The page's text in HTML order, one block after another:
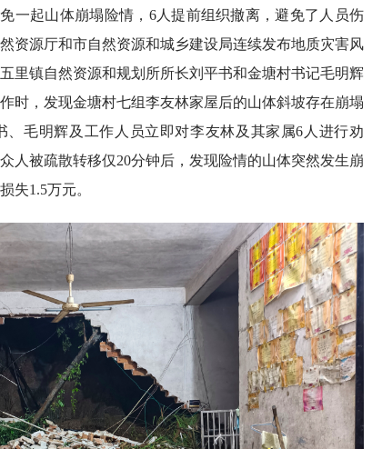
一起山体崩塌险情，6人提前组织撤离，避免了人员伤
资源厅和市自然资源和城乡建设局连续发布地质灾害风
里镇自然资源和规划所所长刘平书和金塘村书记毛明辉
时，发现金塘村七组李友林家屋后的山体斜坡存在崩塌
毛明辉及工作人员立即对李友林及其家属6人进行劝
人被疏散转移仅20分钟后，发现险情的山体突然发生崩
失1.5万元。